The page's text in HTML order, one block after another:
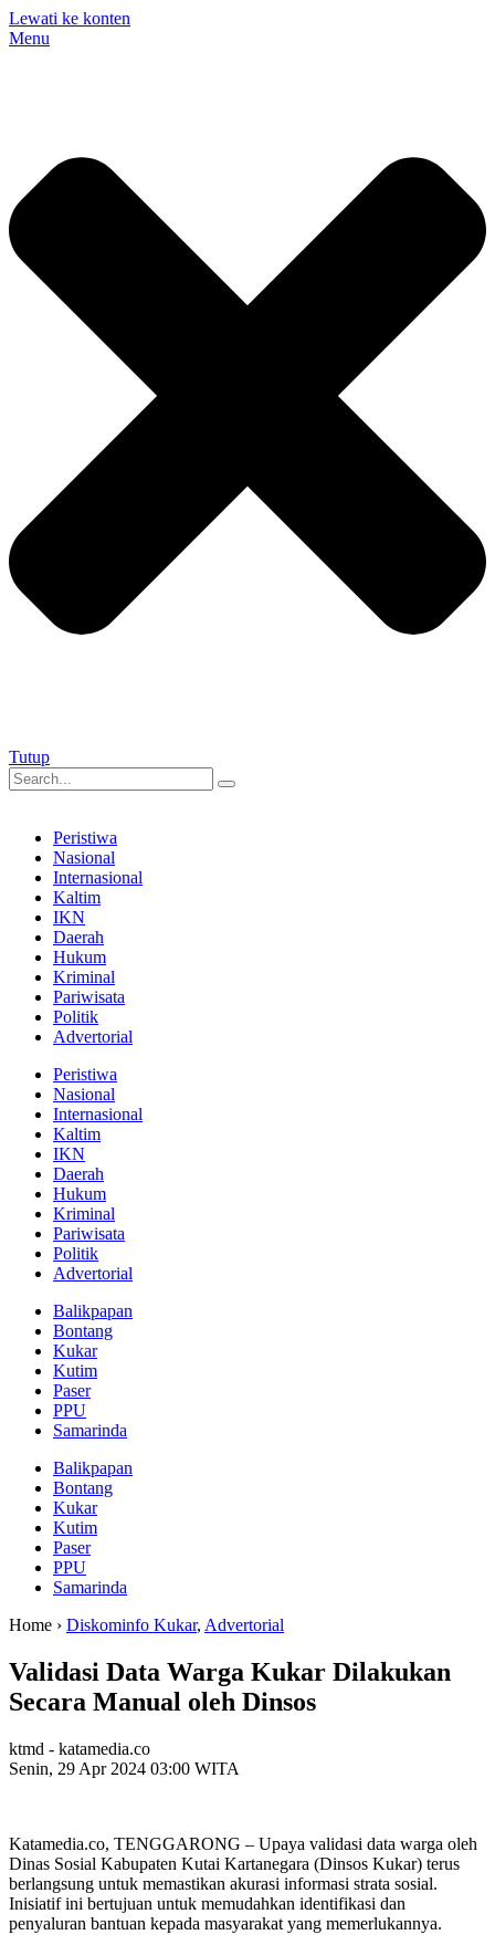
Lewati ke konten
Menu
Tutup
Peristiwa
Nasional
Internasional
Kaltim
IKN
Daerah
Hukum
Kriminal
Pariwisata
Politik
Advertorial
Peristiwa
Nasional
Internasional
Kaltim
IKN
Daerah
Hukum
Kriminal
Pariwisata
Politik
Advertorial
Balikpapan
Bontang
Kukar
Kutim
Paser
PPU
Samarinda
Balikpapan
Bontang
Kukar
Kutim
Paser
PPU
Samarinda
Home › Diskominfo Kukar, Advertorial
Validasi Data Warga Kukar Dilakukan
Secara Manual oleh Dinsos
ktmd - katamedia.co
Senin, 29 Apr 2024 03:00 WITA
Katamedia.co, TENGGARONG – Upaya validasi data warga oleh
Dinas Sosial Kabupaten Kutai Kartanegara (Dinsos Kukar) terus
berlangsung untuk memastikan akurasi informasi strata sosial.
Inisiatif ini bertujuan untuk memudahkan identifikasi dan
penyaluran bantuan kepada masyarakat yang memerlukannya.